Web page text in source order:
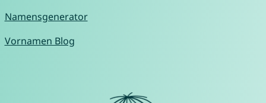
Namensgenerator
Vornamen Blog